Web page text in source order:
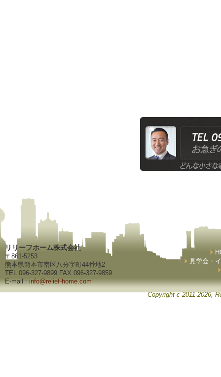
リリーフホーム株式会社
〒861-5253
熊本県熊本市南区八分字町44番地2
TEL 096-327-9899 FAX 096-327-9859
E-mail :info@relief-home.com
見学会・
Copyright c 2011-2026,